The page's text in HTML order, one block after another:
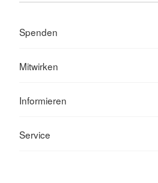
Spenden
Mitwirken
Informieren
Service